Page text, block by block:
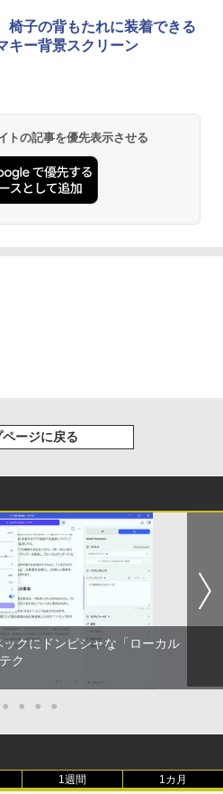
椅子の背もたれに装着できる
キー背景スクリーン
トの記事を優先表示させる
ページに戻る
ックにドンピシャな「ローカル
ク
● ● ● ●
1週間 1カ月